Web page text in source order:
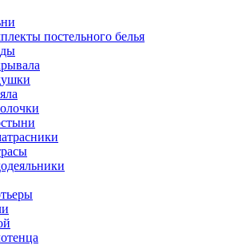
постельного белья